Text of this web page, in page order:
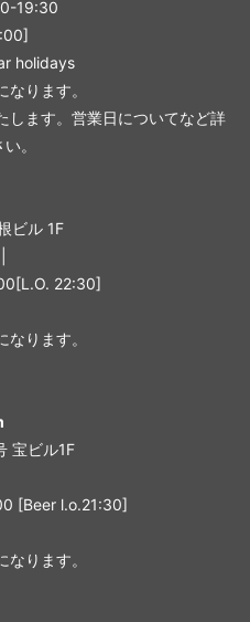
19:30
holidays
なります。
します。営業日についてなど詳
。
ビル 1F
[L.O. 22:30]
なります。
宝ビル1F
[Beer l.o.21:30]
なります。